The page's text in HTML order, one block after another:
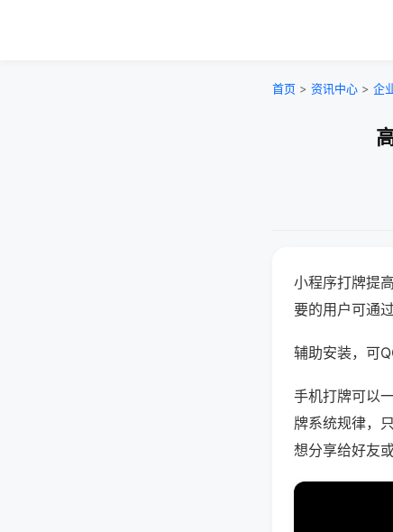
首页 > 资讯中心 > 企
小程序打牌提
要的用户可通
辅助安装，可
手机打牌可以
牌系统规律，
想分享给好友